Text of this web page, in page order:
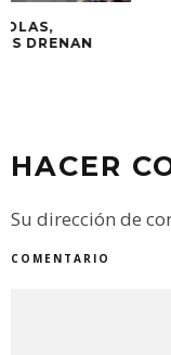
HACER
Su dirección de
COMENTARIO